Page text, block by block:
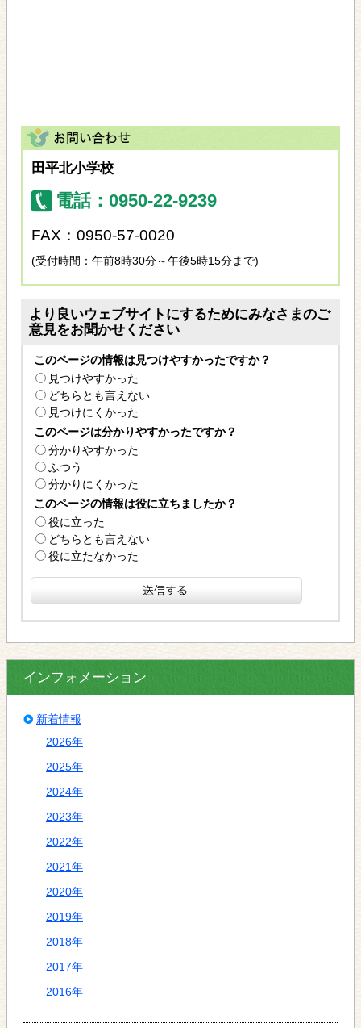
田平北小学校
電話：0950-22-9239
FAX：0950-57-0020
(受付時間：午前8時30分～午後5時15分まで)
より良いウェブサイトにするためにみなさまのご
意見をお聞かせください
このページの情報は見つけやすかったですか？
見つけやすかった
どちらとも言えない
見つけにくかった
このページは分かりやすかったですか？
分かりやすかった
ふつう
分かりにくかった
このページの情報は役に立ちましたか？
役に立った
どちらとも言えない
役に立たなかった
インフォメーション
新着情報
2026年
2025年
2024年
2023年
2022年
2021年
2020年
2019年
2018年
2017年
2016年